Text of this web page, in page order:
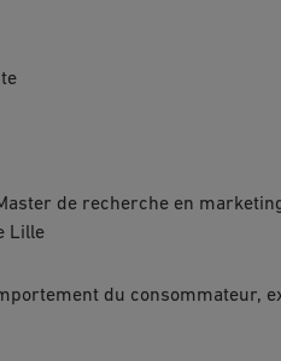
de recherche en
Lille
du consommateur,